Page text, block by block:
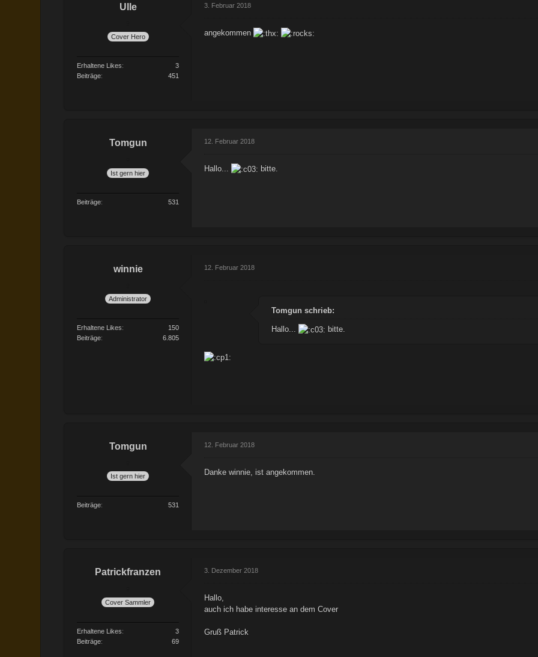
Ulle
Cover Hero
Erhaltene Likes
3
Beiträge
451
3. Februar 2018
angekommen
Tomgun
Ist gern hier
Beiträge 531
12. Februar 2018
Hallo... bitte.
winnie
Administrator
Erhaltene Likes
150
Beiträge
6.805
12. Februar 2018
Tomgun schrieb:
Hallo... bitte.
Tomgun
Ist gern hier
Beiträge 531
12. Februar 2018
Danke winnie, ist angekommen.
Patrickfranzen
Cover Sammler
Erhaltene Likes
3
Beiträge
69
3. Dezember 2018
Hallo,
auch ich habe interesse an dem Cover
Gruß Patrick